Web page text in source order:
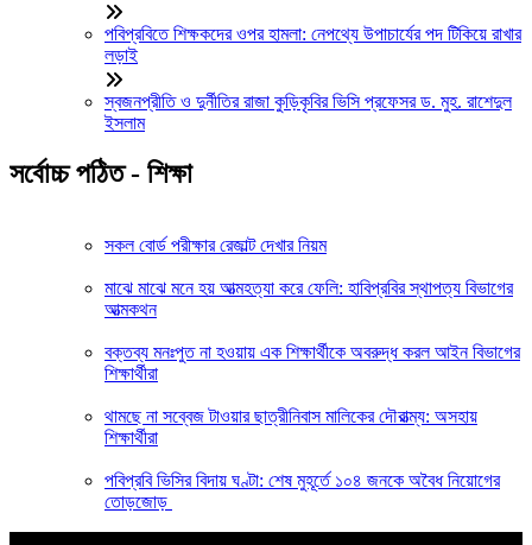
পবিপ্রবিতে শিক্ষকদের ওপর হামলা: নেপথ্যে উপাচার্যের পদ টিকিয়ে রাখার
লড়াই
স্বজনপ্রীতি ও দুর্নীতির রাজা কুড়িকৃবির ভিসি প্রফেসর ড. মুহ. রাশেদুল
ইসলাম
সর্বোচ্চ পঠিত - শিক্ষা
সকল বোর্ড পরীক্ষার রেজাল্ট দেখার নিয়ম
মাঝে মাঝে মনে হয় আত্মহত্যা করে ফেলি: হাবিপ্রবির স্থাপত্য বিভাগের
আত্মকথন
বক্তব্য মনঃপুত না হওয়ায় এক শিক্ষার্থীকে অবরুদ্ধ করল আইন বিভাগের
শিক্ষার্থীরা
থামছে না সব্বেজ টাওয়ার ছাত্রীনিবাস মালিকের দৌরাত্ম্য: অসহায়
শিক্ষার্থীরা
পবিপ্রবি ভিসির বিদায় ঘণ্টা: শেষ মুহূর্তে ১০৪ জনকে অবৈধ নিয়োগের
তোড়জোড়